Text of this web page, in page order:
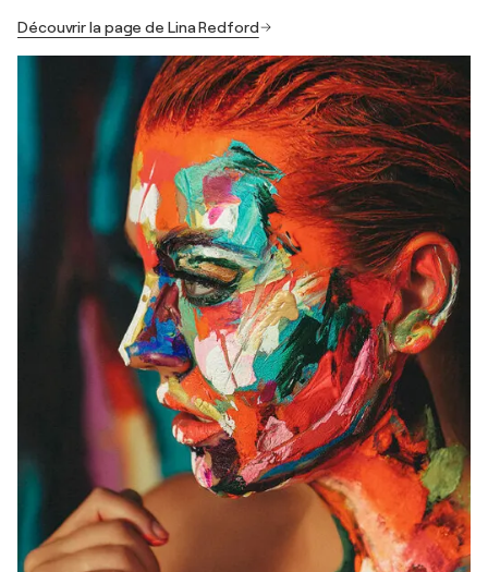
Découvrir la page de Lina Redford